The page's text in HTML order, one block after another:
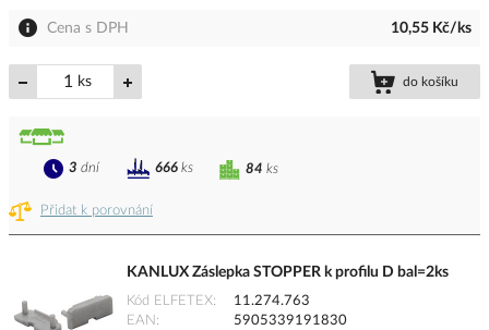
Cena s DPH 10,55 Kč/ks
ks do košíku
Přidat k porovnání
84 ks
3 dní 666 ks
KANLUX Záslepka STOPPER k profilu D bal=2ks
Kód ELFETEX
11.274.763
EAN
5905339191830